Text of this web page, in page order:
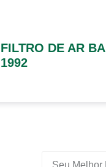
FILTRO DE AR
1992